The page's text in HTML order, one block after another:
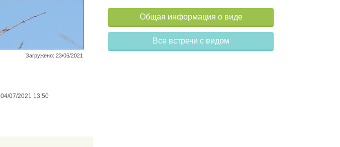
Загружено: 23/06/2021
Общая информация о виде
Все встречи с видом
04/07/2021 13:50